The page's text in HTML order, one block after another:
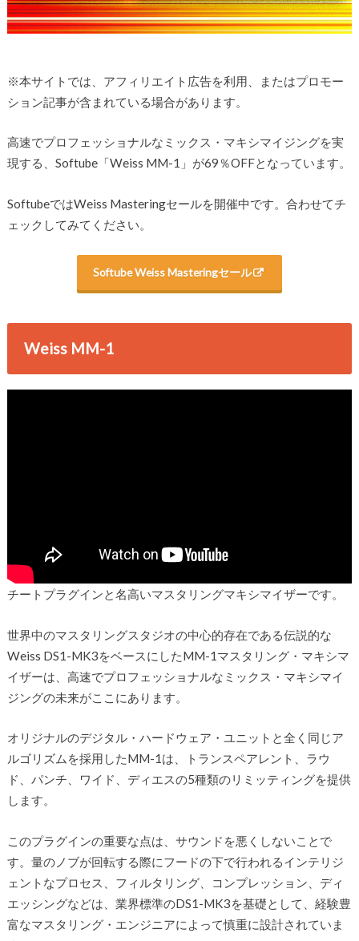
※本サイトでは、アフィリエイト広告を利用、またはプロモー
ション記事が含まれている場合があります。
高速でプロフェッショナルなミックス・マキシマイジングを実
現する、Softube「Weiss MM-1」が69％OFFとなっています。
SoftubeではWeiss Masteringセールを開催中です。合わせてチ
ェックしてみてください。
Softube Weiss Masteringセール
Weiss MM-1
チートプラグインと名高いマスタリングマキシマイザーです。
世界中のマスタリングスタジオの中心的存在である伝説的な
Weiss DS1-MK3をベースにしたMM-1マスタリング・マキシマ
イザーは、高速でプロフェッショナルなミックス・マキシマイ
ジングの未来がここにあります。
オリジナルのデジタル・ハードウェア・ユニットと全く同じア
ルゴリズムを採用したMM-1は、トランスペアレント、ラウ
ド、パンチ、ワイド、ディエスの5種類のリミッティングを提供
します。
このプラグインの重要な点は、サウンドを悪くしないことで
す。量のノブが回転する際にフードの下で行われるインテリジ
ェントなプロセス、フィルタリング、コンプレッション、ディ
エッシングなどは、業界標準のDS1-MK3を基礎として、経験豊
富なマスタリング・エンジニアによって慎重に設計されていま